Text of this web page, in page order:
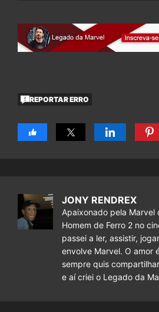
REPORTAR ERRO
JONY RENDREX
Apaixonado pela Marvel
Homem de Ferro 2 no
passei a ler, assistir,
envolve Marvel. O amor
sempre quis
e aí criei o Legado da